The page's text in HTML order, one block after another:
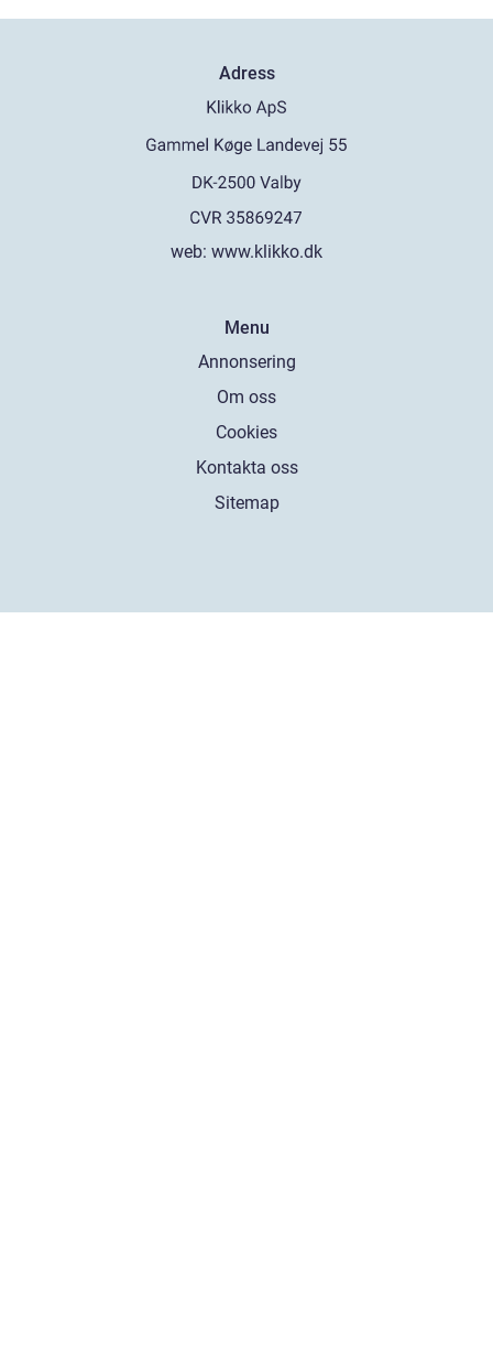
Adress
web: www.klikko.dk
Menu
Annonsering
Om oss
Cookies
Kontakta oss
Sitemap